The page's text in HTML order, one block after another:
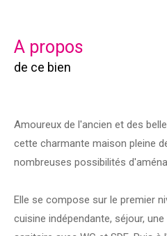
a propos
de ce bien
Amoureux de l'ancien et des
cette charmante maison pleine
nombreuses possibilités
Elle se compose sur le premier
cuisine indépendante, séjour,